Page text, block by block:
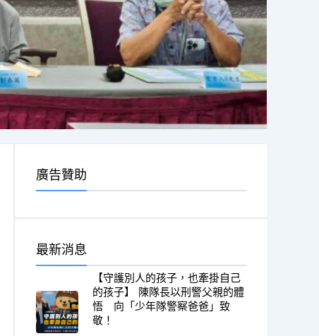
廣告贊助
最新消息
【守護別人的孩子，也牽掛自己
的孩子】 陳隊長以刑警父親的體
悟 向「少年隊警察爸爸」致
敬！